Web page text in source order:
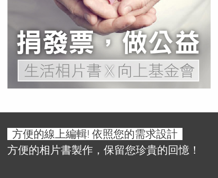
方便的線上編輯! 依照您的需求設計
方便的相片書製作，保留您珍貴的回憶！